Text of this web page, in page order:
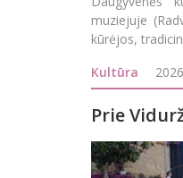
muziejuje
kūrėjos,
Kultūra
Prie